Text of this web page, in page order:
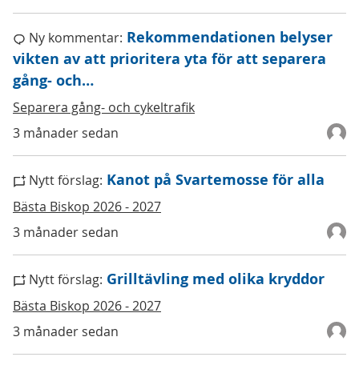
3 månader sedan
Ny kommentar: Rekommendationen belyser
vikten av att prioritera yta för att separera
gång- och…
Separera gång- och cykeltrafik
3 månader sedan
Nytt förslag: Kanot på Svartemosse för alla
Bästa Biskop 2026 - 2027
3 månader sedan
Nytt förslag: Grilltävling med olika kryddor
Bästa Biskop 2026 - 2027